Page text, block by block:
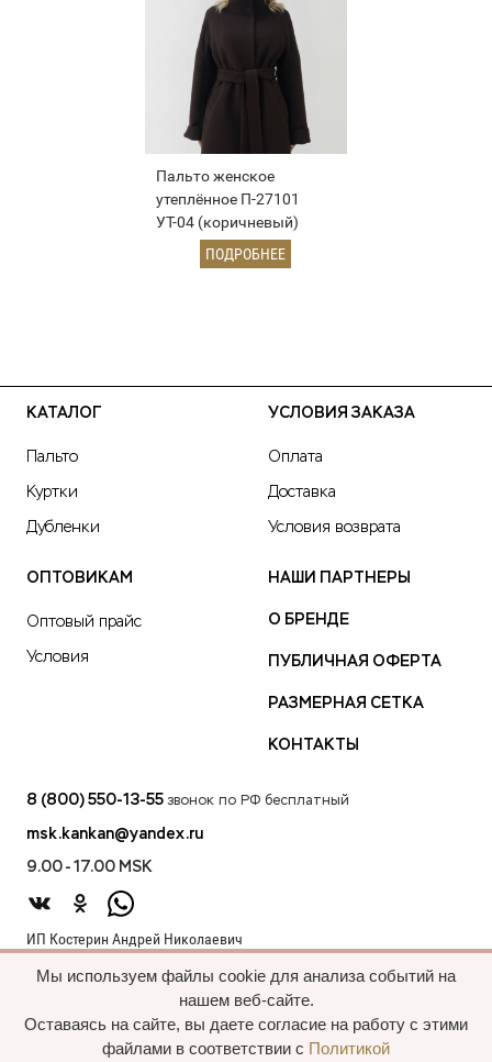
Пальто женское
утеплённое П-27101
УТ-04 (коричневый)
ПОДРОБНЕЕ
КАТАЛОГ
Пальто
Куртки
Дубленки
УСЛОВИЯ ЗАКАЗА
Оплата
Доставка
Условия возврата
ОПТОВИКАМ
Оптовый прайс
Условия
НАШИ ПАРТНЕРЫ
О БРЕНДЕ
ПУБЛИЧНАЯ ОФЕРТА
РАЗМЕРНАЯ СЕТКА
КОНТАКТЫ
8 (800) 550-13-55 звонок по РФ бесплатный
msk.kankan@yandex.ru
9.00 - 17.00 MSK
ИП Костерин Андрей Николаевич
440012, проезд 2-й Лиственный д.20 г. Пенза Пензенская обл.,
Мы используем файлы cookie для анализа событий на
нашем веб-сайте.
Оставаясь на сайте, вы даете согласие на работу с этими
файлами в соответствии с Политикой